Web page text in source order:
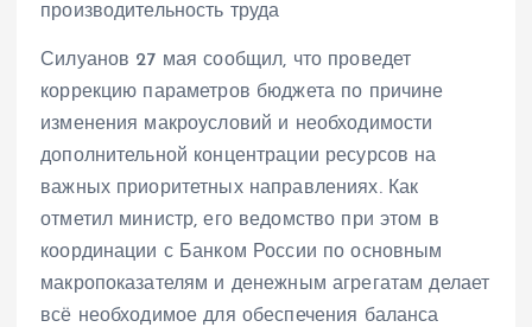
производительность труда
Силуанов 27 мая сообщил, что проведет
коррекцию параметров бюджета по причине
изменения макроусловий и необходимости
дополнительной концентрации ресурсов на
важных приоритетных направлениях. Как
отметил министр, его ведомство при этом в
координации с Банком России по основным
макропоказателям и денежным агрегатам делает
всё необходимое для обеспечения баланса